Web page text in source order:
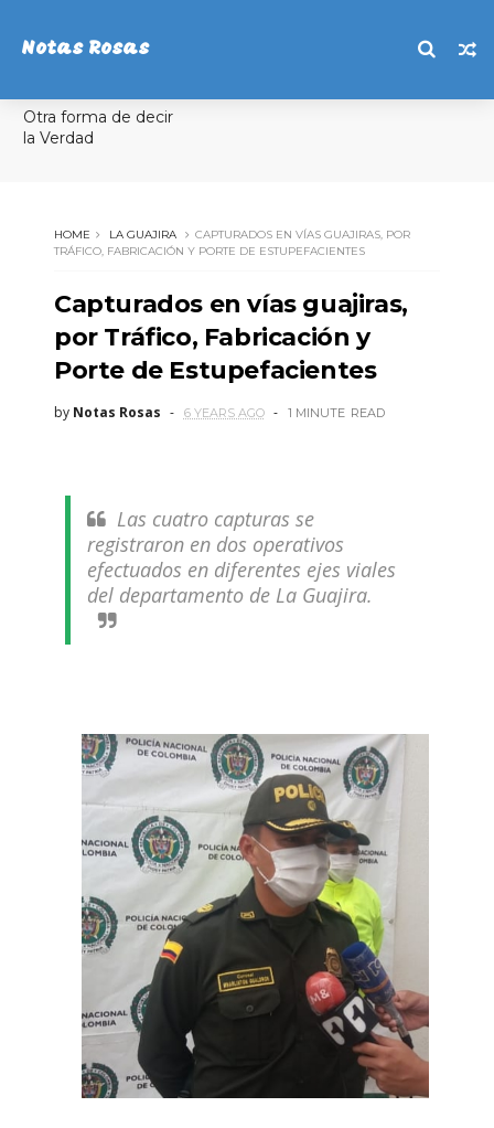
Notas Rosas
Otra forma de decir
la Verdad
HOME LA GUAJIRA
CAPTURADOS EN VÍAS GUAJIRAS, POR
TRÁFICO, FABRICACIÓN Y PORTE DE ESTUPEFACIENTES
Capturados en vías guajiras,
por Tráfico, Fabricación y
Porte de Estupefacientes
by Notas Rosas 6 YEARS AGO 1 MINUTE READ
Las cuatro capturas se
registraron en dos operativos
efectuados en diferentes ejes viales
del departamento de La Guajira.